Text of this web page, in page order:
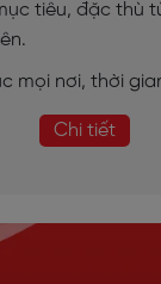
tiêu, đặc thù
mọi nơi, thời
Chi tiết